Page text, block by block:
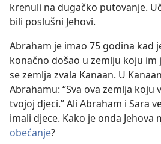
krenuli na dugačko putovanje.
bili poslušni Jehovi.
Abraham je imao 75 godina kad
konačno došao u zemlju koju im
se zemlja zvala Kanaan. U
Abrahamu: “Sva ova zemlja koju
tvojoj djeci.” Ali Abraham i Sara
imali djece. Kako je onda Jehova
obećanje?